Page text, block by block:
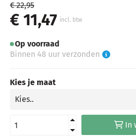
€ 22,95
€ 11,47 incl. btw
Op voorraad
Binnen 48 uur verzonden
Kies je maat
In